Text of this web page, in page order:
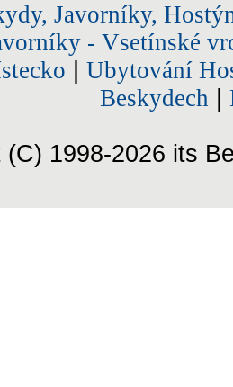
Javorníky,
- Vsetínské
Ubytování
Beskydech
(C) 1998-2026 its